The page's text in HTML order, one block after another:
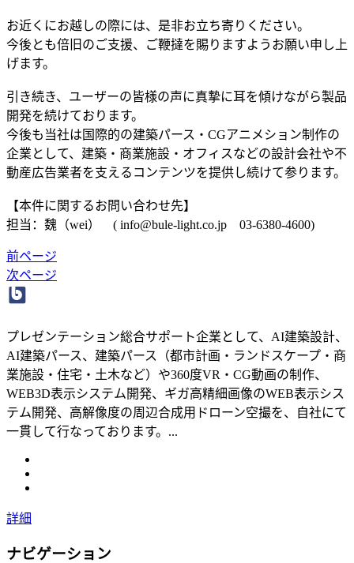
お近くにお越しの際には、是非お立ち寄りください。
今後とも倍旧のご支援、ご鞭撻を賜りますようお願い申し上
げます。
引き続き、ユーザーの皆様の声に真摯に耳を傾けながら製品
開発を続けております。
今後も当社は国際的の建築パース・CGアニメション制作の
企業として、建築・商業施設・オフィスなどの設計会社や不
動産広告業者を支えるコンテンツを提供し続けて参ります。
【本件に関するお問い合わせ先】
担当：魏（wei） ( info@bule-light.co.jp 03-6380-4600)
前ページ
次ページ
プレゼンテーション総合サポート企業として、AI建築設計、
AI建築パース、建築パース（都市計画・ランドスケープ・商
業施設・住宅・土木など）や360度VR・CG動画の制作、
WEB3D表示システム開発、ギガ高精細画像のWEB表示シス
テム開発、高解像度の周辺合成用ドローン空撮を、自社にて
一貫して行なっております。...
詳細
ナビゲーション